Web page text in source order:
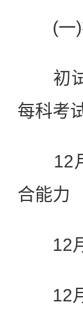
(一)
初试
每科考
12月
合能力
12月
12月